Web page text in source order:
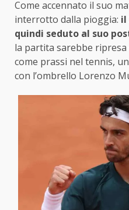
Come accennato il suo
interrotto dalla pioggia: il
quindi seduto al suo
la partita sarebbe
come prassi nel tennis,
con l’ombrello Lorenzo